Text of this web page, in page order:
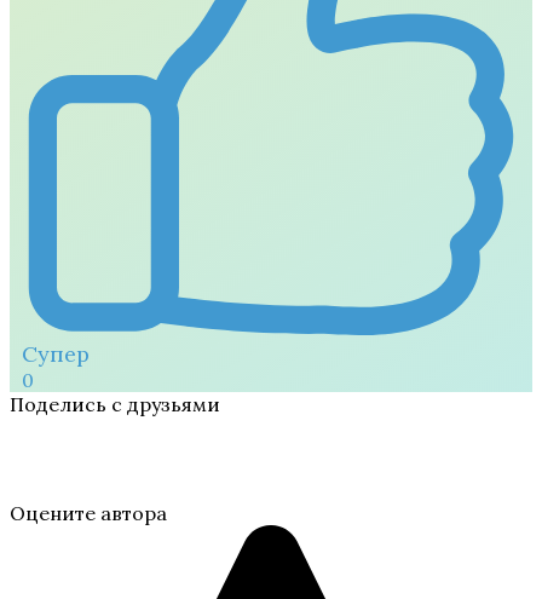
Супер
0
Поделись с друзьями
Оцените автора